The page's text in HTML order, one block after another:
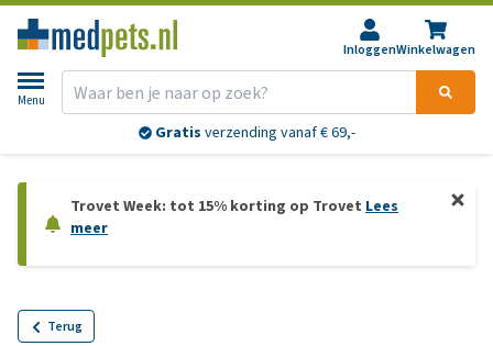
InloggenWinkelwagen
Menu
Gratis verzending vanaf € 69,-
Trovet Week: tot 15% korting op Trovet Lees
meer
Terug